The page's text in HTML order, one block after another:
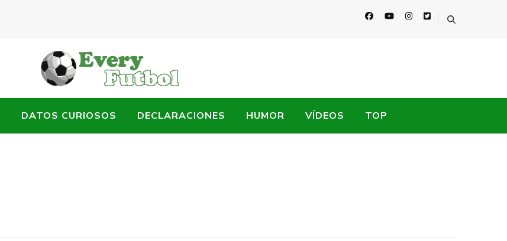
DATOS CURIOSOS DECLARACIONES HUMOR VÍDEOS TOP